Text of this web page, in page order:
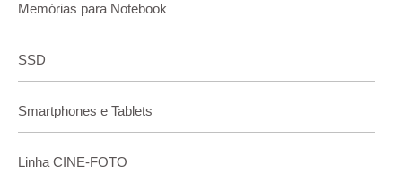
Memórias para Notebook
SSD
Smartphones e Tablets
Linha CINE-FOTO